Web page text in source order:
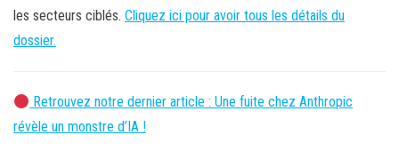
les secteurs ciblés. Cliquez ici pour avoir tous les détails du
dossier.
Retrouvez notre dernier article : Une fuite chez Anthropic
révèle un monstre d’IA !